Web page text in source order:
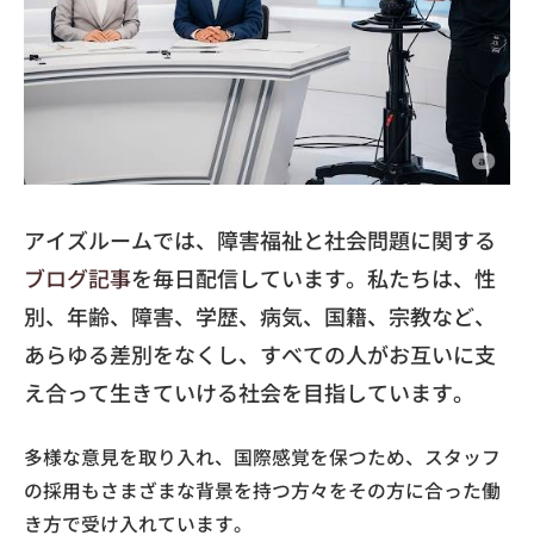
アイズルームでは、障害福祉と社会問題に関する
ブログ記事を毎日配信しています。私たちは、性
別、年齢、障害、学歴、病気、国籍、宗教など、
あらゆる差別をなくし、すべての人がお互いに支
え合って生きていける社会を目指しています。
多様な意見を取り入れ、国際感覚を保つため、スタッフ
の採用もさまざまな背景を持つ方々をその方に合った働
き方で受け入れています。